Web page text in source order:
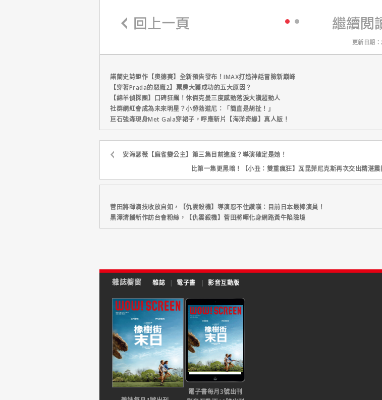
更新日期
諾蘭史詩鉅作【奧德賽】全新預告發布！IMAX打造神話冒險新巔峰
【穿著Prada的惡魔2】票房大獲成功的五大原因？
【綿羊偵探團】口碑狂飆！休傑克曼三度感動落淚大讚超動人
社群網紅會成為未來明星？小勞勃道尼：「簡直是胡扯！」
巨石強森現身Met Gala穿裙子，呼應新片【海洋奇緣】真人版！
安海瑟薇【麻雀變公主】第三集目前進度？導演確定是她！
比第一集更黑暗！【小丑：雙重瘋狂】瓦昆菲尼克斯再次交出精湛震
菅田將暉演技收放自如，【仇雲殺機】導演忍不住讚嘆：目前日本最棒演員！
黑澤清攜新作訪台會粉絲，【仇雲殺機】菅田將暉化身網路黃牛陷險境
雜誌櫥窗 雜誌 | 電子書 | 影音互動版
電子書每月3號出刊